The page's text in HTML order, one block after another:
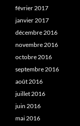
février 2017
janvier 2017
décembre 2016
novembre 2016
octobre 2016
septembre 2016
août 2016
juillet 2016
juin 2016
mai 2016